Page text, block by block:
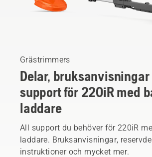
Grästrimmers
Delar, bruksanvisningar
support för 220iR med
laddare
All support du behöver för 220iR
laddare. Bruksanvisningar,
instruktioner och mycket mer.